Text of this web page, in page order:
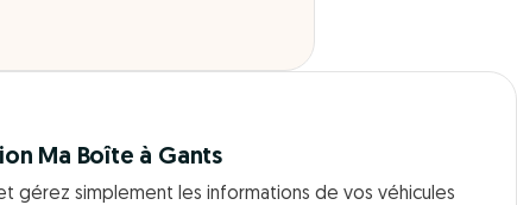
Ma Boîte à Gants
gérez simplement les informations de vos véhicules